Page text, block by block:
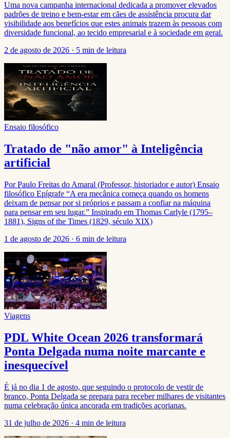
Uma nova campanha internacional dedicada a promover elevados
padrões de treino e bem-estar em cães de assistência procura dar
visibilidade aos benefícios que estes animais trazem às pessoas com
diversidade funcional, ao tecido empresarial e à sociedade em geral.
2 de agosto de 2026 · 5 min de leitura
Ensaio filosófico
Tratado de "não amor" à Inteligência
artificial
Por Paulo Freitas do Amaral (Professor, historiador e autor) Ensaio
filosófico Epígrafe “A era mecânica começa quando os homens
deixam de pensar por si próprios e passam a confiar na máquina
para pensar em seu lugar.” Inspirado em Thomas Carlyle (1795–
1881), Signs of the Times (1829, século XIX)
1 de agosto de 2026 · 6 min de leitura
Viagens
PDL White Ocean 2026 transformará
Ponta Delgada numa noite marcante e
inesquecível
É já no dia 1 de agosto, que seguindo o protocolo de vestir de
branco, Ponta Delgada se prepara para receber milhares de visitantes
numa celebração única ancorada em tradições açorianas.
31 de julho de 2026 · 4 min de leitura